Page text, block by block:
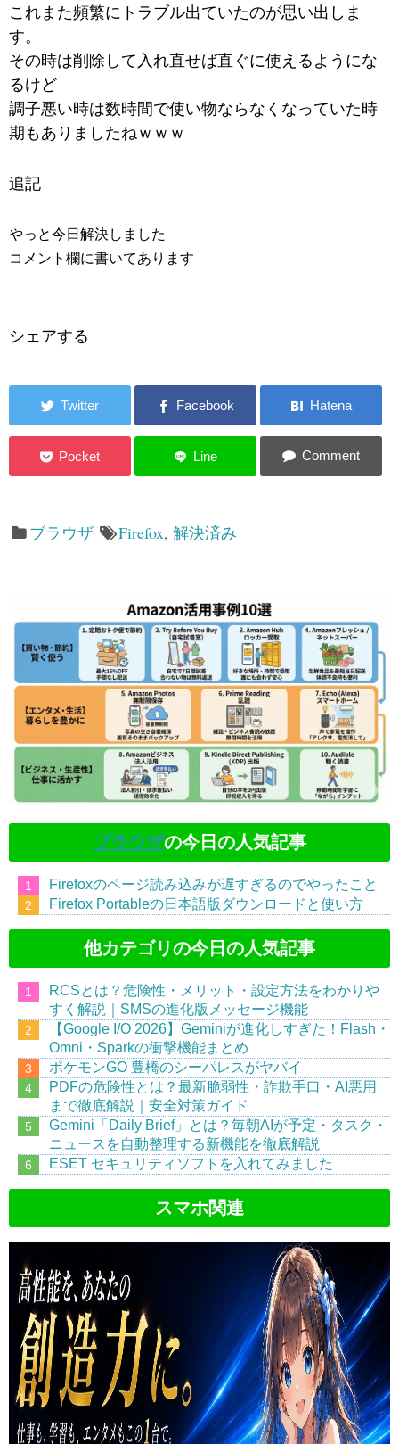
これまた頻繁にトラブル出ていたのが思い出しま
す。
その時は削除して入れ直せば直ぐに使えるようにな
るけど
調子悪い時は数時間で使い物ならなくなっていた時
期もありましたねｗｗｗ
追記
やっと今日解決しました
コメント欄に書いてあります
シェアする
ブラウザ Firefox,解決済み
ブラウザの今日の人気記事
Firefoxのページ読み込みが遅すぎるのでやったこと
Firefox Portableの日本語版ダウンロードと使い方
他カテゴリの今日の人気記事
RCSとは？危険性・メリット・設定方法をわかりや
すく解説｜SMSの進化版メッセージ機能
【Google I/O 2026】Geminiが進化しすぎた！Flash・
Omni・Sparkの衝撃機能まとめ
ポケモンGO 豊橋のシーパレスがヤバイ
PDFの危険性とは？最新脆弱性・詐欺手口・AI悪用
まで徹底解説｜安全対策ガイド
Gemini「Daily Brief」とは？毎朝AIが予定・タスク・
ニュースを自動整理する新機能を徹底解説
ESET セキュリティソフトを入れてみました
スマホ関連